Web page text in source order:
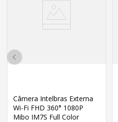
Câmera Intelbras Externa
Wi-Fi FHD 360° 1080P
Mibo IM7S Full Color